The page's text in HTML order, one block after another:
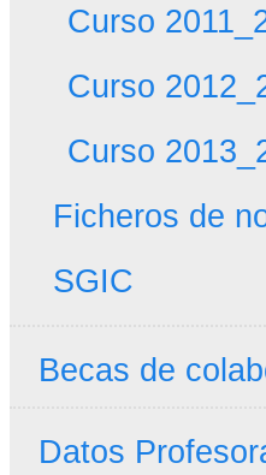
Curso
Curso
Curso
Ficheros de
SGIC
Becas de
Datos